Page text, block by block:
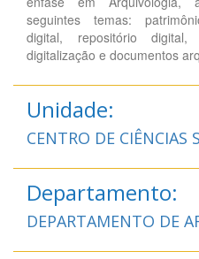
seguintes temas:
digital, repositório
digitalização e documentos
Unidade:
CENTRO DE CIÊNCIAS
Departamento:
DEPARTAMENTO DE